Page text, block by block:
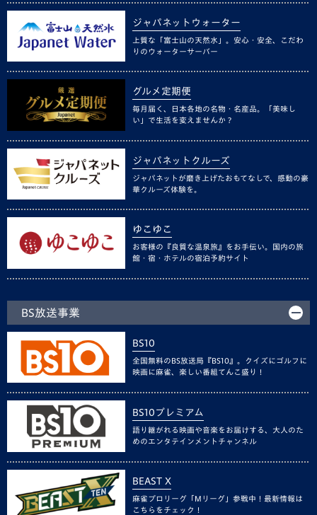
ジャパネットウォーター
上質な「富士山の天然水」。安心・安全、こだわ
りのウォーターサーバー
グルメ定期便
毎月届く、日本各地の名物・名産品。「美味し
い」で生活を変えませんか？
ジャパネットクルーズ
ジャパネットが磨き上げたおもてなしで、感動の豪
華クルーズ体験を。
ゆこゆこ
お客様の『良質な温泉旅』をお手伝い。国内の旅
館・宿・ホテルの宿泊予約サイト
BS放送事業
BS10
全国無料のBS放送局『BS10』。クイズにゴルフに
映画に麻雀、楽しい番組てんこ盛り！
BS10プレミアム
語り継がれる映画や音楽をお届けする、大人のた
めのエンタテインメントチャンネル
BEAST X
麻雀プロリーグ「Mリーグ」参戦中！最新情報は
こちらをチェック！